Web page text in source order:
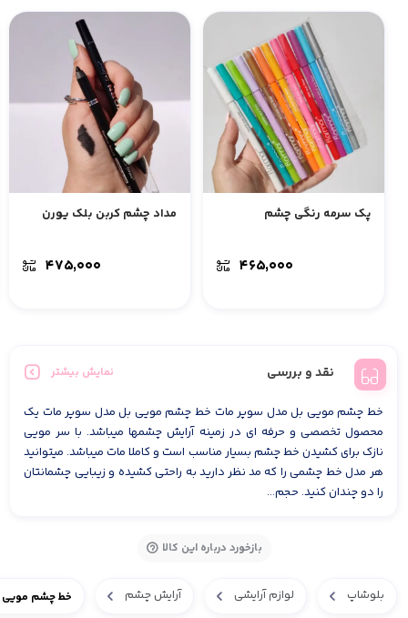
پک سرمه رنگی چشم
۴۶۵,۰۰۰
مداد چشم کربن بلک یورن
۴۷۵,۰۰۰
نقد و بررسی نمایش بیشتر
خط چشم مویی بل مدل سوپر مات خط چشم مویی بل مدل سوپر مات یک
محصول تخصصی و حرفه ای در زمینه آرایش چشمها میباشد. با سر مویی
نازک برای کشیدن خط چشم بسیار مناسب است و کاملا مات میباشد. میتوانید
هر مدل خط چشمی را که مد نظر دارید به راحتی کشیده و زیبایی چشمانتان
را دو چندان کنید. حجم...
بازخورد درباره این کالا
بلوشاپ لوازم آرایشی آرایش چشم خط چشم مویی